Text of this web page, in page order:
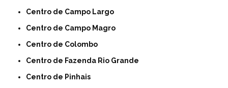
Centro de Campo Largo
Centro de Campo Magro
Centro de Colombo
Centro de Fazenda Rio Grande
Centro de Pinhais